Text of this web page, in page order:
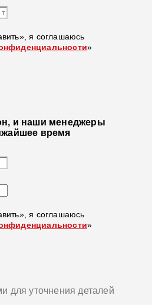
я соглашаюсь
»
и наши менеджеры
время
я соглашаюсь
»
для уточнения деталей